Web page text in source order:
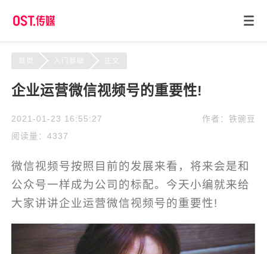
首页 入门基础 正文
企业运营微信视频号的重要性!
2021-01-23 16:55:27
阅读量：4337
作者：铁豌豆
微信视频号按照目前的发展来看，将来会是和
公众号一样成为公司的标配。今天小编就来给
大家讲讲企业运营微信视频号的重要性!